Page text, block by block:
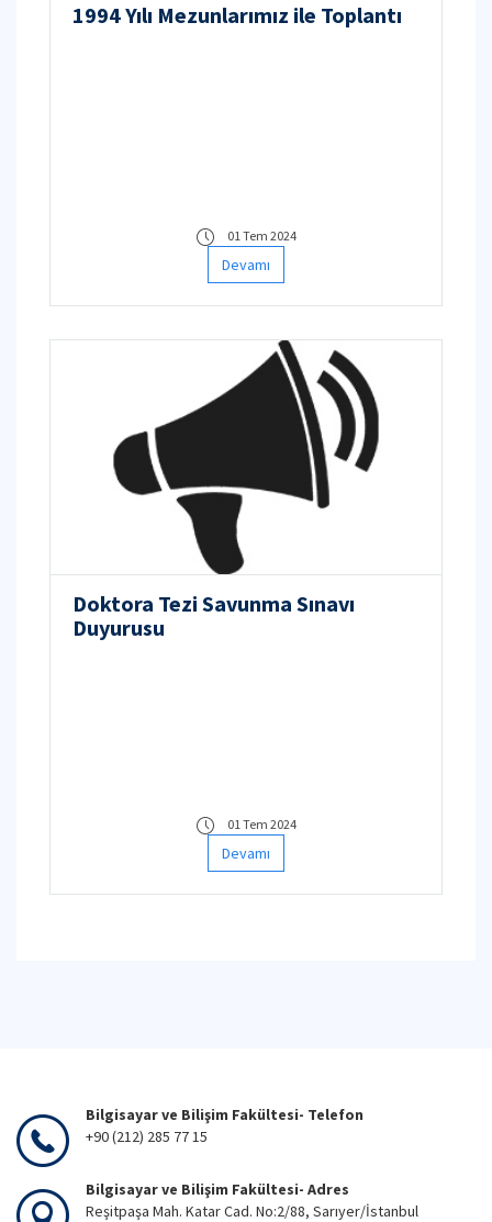
1994 Yılı Mezunlarımız ile Toplantı
01 Tem 2024
Devamı
Doktora Tezi Savunma Sınavı
Duyurusu
01 Tem 2024
Devamı
Bilgisayar ve Bilişim Fakültesi- Telefon
+90 (212) 285 77 15
Bilgisayar ve Bilişim Fakültesi- Adres
Reşitpaşa Mah. Katar Cad. No:2/88, Sarıyer/İstanbul